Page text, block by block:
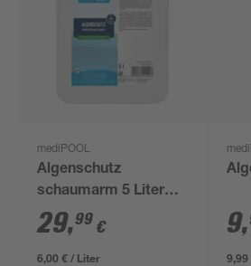
mediPOOL
Algenschutz
schaumarm 5 Liter
hochkonzentriert, für
die Poolpflege
29,99 €
6,00 € / Liter
9,